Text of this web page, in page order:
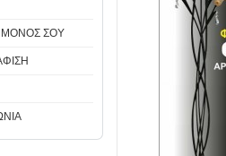
ΜΟΝΟΣ ΣΟΥ